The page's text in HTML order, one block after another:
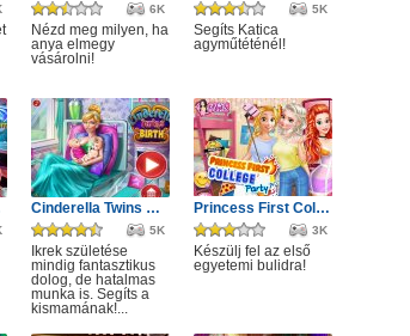
6K
Nézd meg milyen, ha
anya elmegy
vásárolni!
5K
Segíts Katica
agyműtéténél!
Cinderella Twins Birth
5K
Ikrek születése
mindig fantasztikus
dolog, de hatalmas
munka is. Segíts a
kismamának!...
Princess First College Party
3K
Készülj fel az első
egyetemi bulidra!